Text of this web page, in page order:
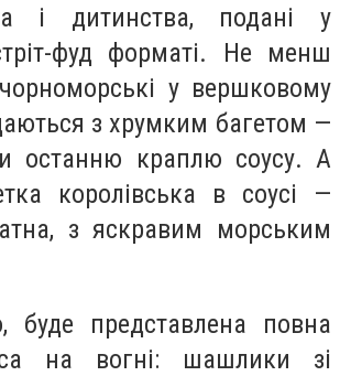
і дитинства, подані у
фуд форматі. Не менш
чорноморські у вершковому
з хрумким багетом —
останню краплю соусу. А
королівська в соусі —
з яскравим морським
буде представлена повна
на вогні: шашлики зі